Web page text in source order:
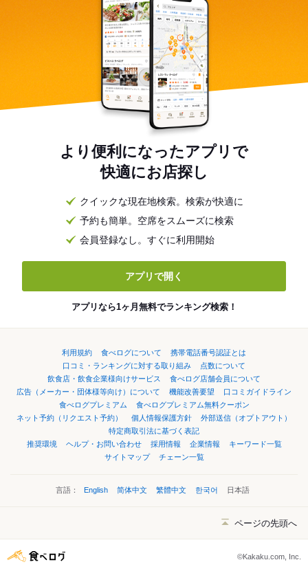
より便利になったアプリで
快適にお店探し
クイックな現在地検索。検索が快適に
予約も簡単。空席をスムーズに検索
会員登録なし。すぐに利用開始
アプリで開く
アプリなら1ヶ月無料でランキング検索！
利用規約 食べログについて
携帯電話番号認証とは
口コミ・ランキングに対する取り組み
点数について
飲食店・飲食企業様向けサービス
食べログ店舗会員について
広告（メーカー・団体様等向け）について
機能改善要望
口コミガイドライン
食べログプレミアム
食べログプレミアム無料クーポン
ネット予約（リクエスト予約）
個人情報保護方針
外部送信（オプトアウト）
特定商取引法に基づく表記
推奨環境
ヘルプ・お問い合わせ 採用情報 企業情報
キーワード一覧
サイトマップ
チェーン一覧
言語： English 简体中文 繁體中文 한국어 日本語
ページの先頭へ
©Kakaku.com, Inc.